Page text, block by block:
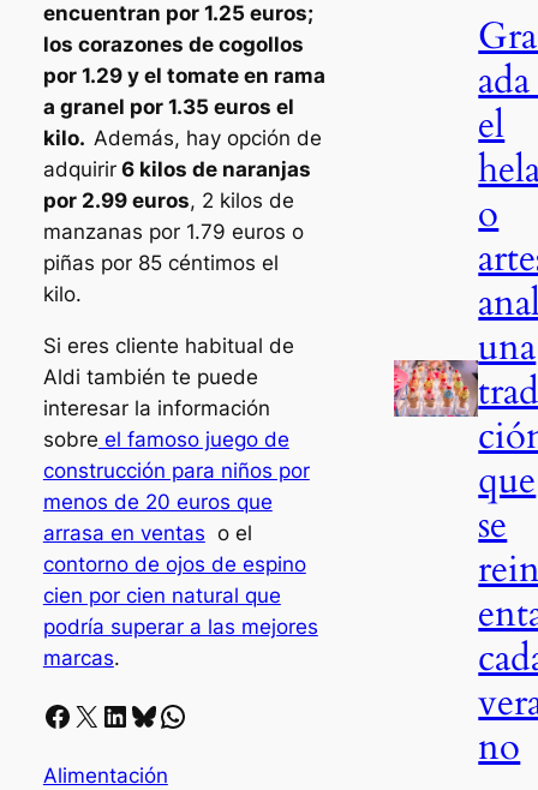
encuentran por 1.25 euros;
los corazones de cogollos
por 1.29 y el tomate en rama
a granel por 1.35 euros el
kilo. Además, hay opción de
adquirir6 kilos de naranjas
por 2.99 euros, 2 kilos de
manzanas por 1.79 euros o
piñas por 85 céntimos el
kilo.
Si eres cliente habitual de
Aldi también te puede
interesar la información
sobre el famoso juego de
construcción para niños por
menos de 20 euros que
arrasa en ventas o el
contorno de ojos de espino
cien por cien natural que
podría superar a las mejores
marcas.
Facebook X LinkedIn Bluesky Whatsapp
Alimentación
el
o
una
que
se
no